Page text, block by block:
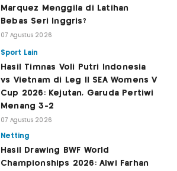
Marquez Menggila di Latihan
Bebas Seri Inggris?
07 Agustus 2026
Sport Lain
Hasil Timnas Voli Putri Indonesia
vs Vietnam di Leg II SEA Womens V
Cup 2026: Kejutan, Garuda Pertiwi
Menang 3-2
07 Agustus 2026
Netting
Hasil Drawing BWF World
Championships 2026: Alwi Farhan